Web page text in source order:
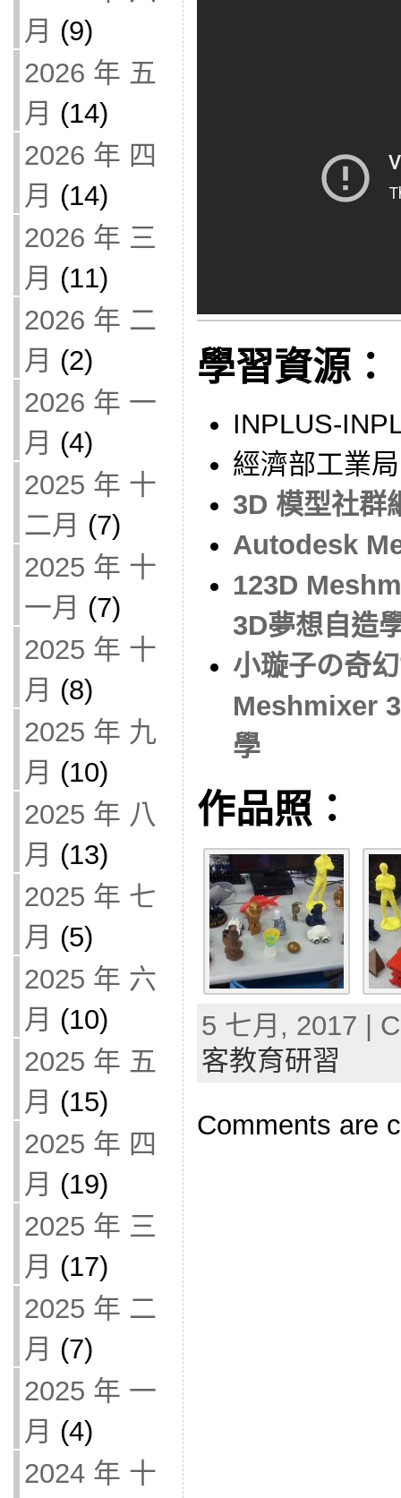
月 (9)
2026 年 五
月 (14)
2026 年 四
月 (14)
2026 年 三
月 (11)
2026 年 二
月 (2)
2026 年 一
月 (4)
2025 年 十
二月 (7)
2025 年 十
一月 (7)
2025 年 十
月 (8)
2025 年 九
月 (10)
2025 年 八
月 (13)
2025 年 七
月 (5)
2025 年 六
月 (10)
2025 年 五
月 (15)
2025 年 四
月 (19)
2025 年 三
月 (17)
2025 年 二
月 (7)
2025 年 一
月 (4)
2024 年 十
學習資源：
INPLUS-
經濟部工業
3D 模型社
Autodesk
123D
3D夢想自造
小璇子の奇
Meshmixer
學
作品照：
5 七月, 2017 |
客教育研習
Comments are